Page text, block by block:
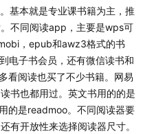
纸质书的正规出版物
什么来读电子书？
基本就是专业课书籍为主，推
不同阅读app，主要是wps可
，epub和awz3格式的书
电子书会员，还有微信读书和
看阅读也买了不少书籍。网易
书也都用过。英文书用的的是
的是readmoo。不同阅读器要
有开放性来选择阅读器尺寸。